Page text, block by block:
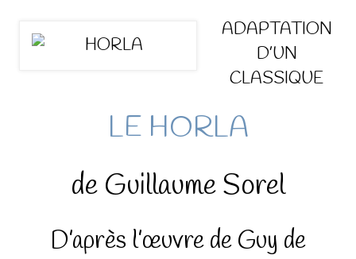
ADAPTATION
D’UN
CLASSIQUE
LE HORLA
de Guillaume Sorel
D’après l’œuvre de Guy de